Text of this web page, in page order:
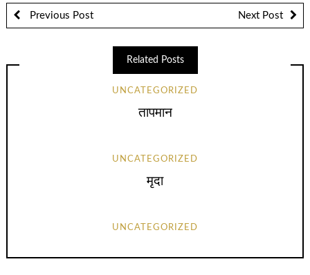
Previous Post Next Post
Related Posts
UNCATEGORIZED
तापमान
UNCATEGORIZED
मृदा
UNCATEGORIZED